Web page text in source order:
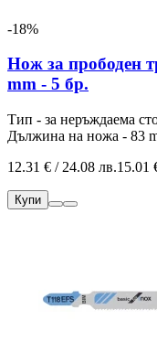
-18%
Нож за прободен
mm - 5 бр.
Тип - за неръждаема
Дължина на ножа - 83
12.31 € / 24.08 лв.15.01
Купи